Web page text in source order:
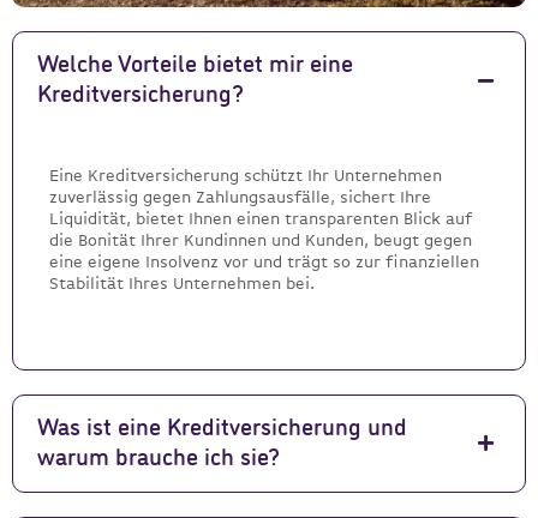
Welche Vorteile bietet mir eine
Kreditversicherung?
Eine Kreditversicherung schützt Ihr Unternehmen
zuverlässig gegen Zahlungsausfälle, sichert Ihre
Liquidität, bietet Ihnen einen transparenten Blick auf
die Bonität Ihrer Kundinnen und Kunden, beugt gegen
eine eigene Insolvenz vor und trägt so zur finanziellen
Stabilität Ihres Unternehmen bei.
Was ist eine Kreditversicherung und
warum brauche ich sie?